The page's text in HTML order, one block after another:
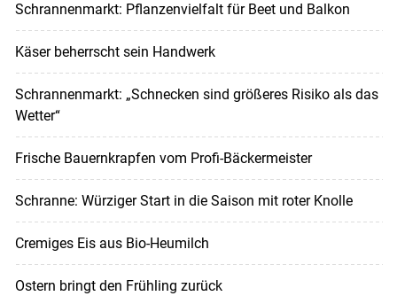
Schrannenmarkt: Pflanzenvielfalt für Beet und Balkon
Käser beherrscht sein Handwerk
Schrannenmarkt: „Schnecken sind größeres Risiko als das
Wetter“
Frische Bauernkrapfen vom Profi-Bäckermeister
Schranne: Würziger Start in die Saison mit roter Knolle
Cremiges Eis aus Bio-Heumilch
Ostern bringt den Frühling zurück